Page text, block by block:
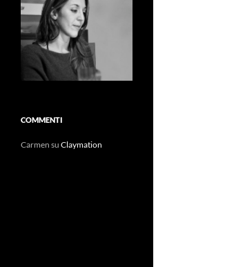
COMMENTI
Carmen su Claymation